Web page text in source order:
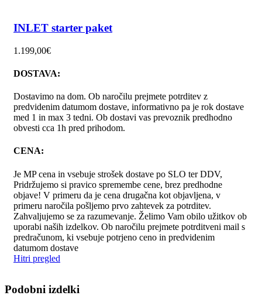
INLET starter paket
1.199,00€
DOSTAVA:
Dostavimo na dom. Ob naročilu prejmete potrditev z
predvidenim datumom dostave, informativno pa je rok dostave
med 1 in max 3 tedni. Ob dostavi vas prevoznik predhodno
obvesti cca 1h pred prihodom.
CENA:
Je MP cena in vsebuje strošek dostave po SLO ter DDV,
Pridržujemo si pravico spremembe cene, brez predhodne
objave! V primeru da je cena drugačna kot objavljena, v
primeru naročila pošljemo prvo zahtevek za potrditev.
Zahvaljujemo se za razumevanje. Želimo Vam obilo užitkov ob
uporabi naših izdelkov. Ob naročilu prejmete potrditveni mail s
predračunom, ki vsebuje potrjeno ceno in predvidenim
datumom dostave
Hitri pregled
Podobni izdelki